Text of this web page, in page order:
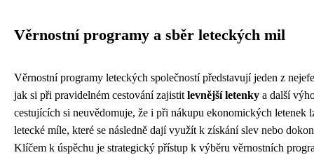
Věrnostní programy a sběr leteckých mil
Věrnostní programy leteckých společností představují jeden z
jak si při pravidelném cestování zajistit levnější letenky a další
cestujících si neuvědomuje, že i při nákupu ekonomických letenek
letecké míle, které se následně dají využít k získání slev nebo
Klíčem k úspěchu je strategický přístup k výběru věrnostních